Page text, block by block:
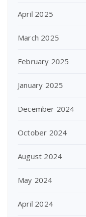
April 2025
March 2025
February 2025
January 2025
December 2024
October 2024
August 2024
May 2024
April 2024